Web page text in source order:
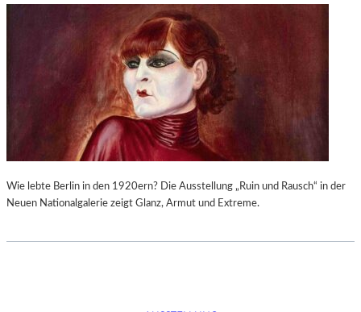
Wie lebte Berlin in den 1920ern? Die Ausstellung „Ruin und Rausch“ in der
Neuen Nationalgalerie zeigt Glanz, Armut und Extreme.